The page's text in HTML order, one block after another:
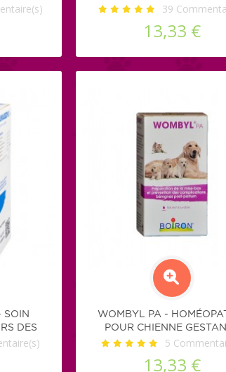
CHAT
39
13,33 €
SOIN
DES
WOMBYL PA -
POUR CHIENNE
5
13,33 €